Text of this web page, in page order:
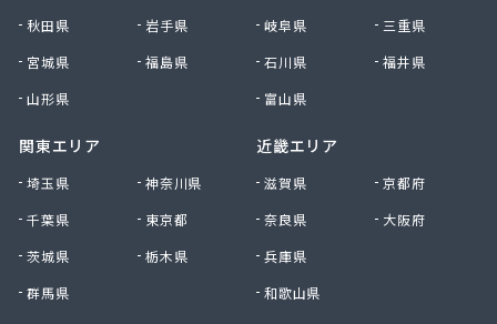
早見商店
足利ガス事業組合配送センター
足利団地ガス株式会社
大塚プロパン
大田原エルピーガス保安センター協同組合
谷中田プロパン店
中央セントラルガス株式会社 宇都宮営業所
中央セントラルガス株式会社 那須営業所
秋田県
岩手県
宮城県
福島県
山形県
関東エリア
埼玉県
神奈川県
千葉県
東京都
茨城県
栃木県
群馬県
岐阜県
三重県
石川県
福井県
富山県
近畿エリア
滋賀県
京都府
奈良県
大阪府
兵庫県
和歌山県